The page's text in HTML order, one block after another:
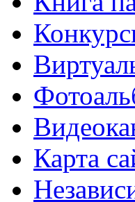
Карта